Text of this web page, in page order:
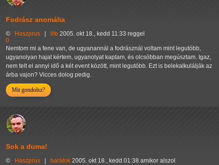
Fodrász anomália
© Haszprus | life 2005. okt 18., kedd 11:33 reggel
0
Nemtom mi a fene van, de ugyanannál a fodrásznál voltam mint legutóbb,
ugyanolyan hajat kértem, ugyanolyat kaptam, és olcsóbban megúsztam. Igaz,
nem telt el annyi idő a két event között, mint legutóbb. Ezt is belekalkulálják az
árba vajon? Vicces dolog pedig.
Mit gondolsz?
Sok a duma!
© Haszprus | barátok 2005. okt 18., kedd 01:38 amikor alszol